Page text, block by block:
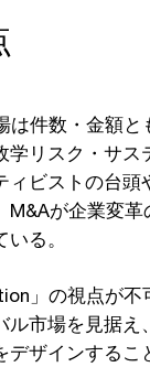
は件数・金額と
学リスク・サス
ィビストの台頭
M&Aが企業変革
る。
」の視点が
ル市場を見据え
デザインするこ